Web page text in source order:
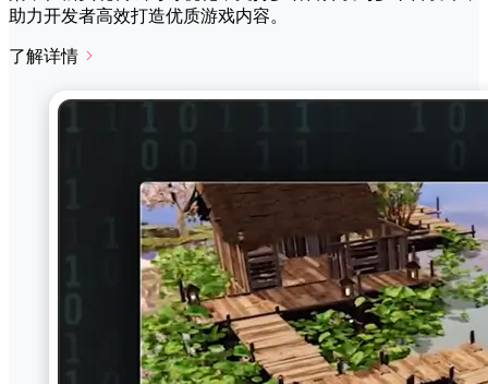
助力开发者高效打造优质游戏内容。
了解详情